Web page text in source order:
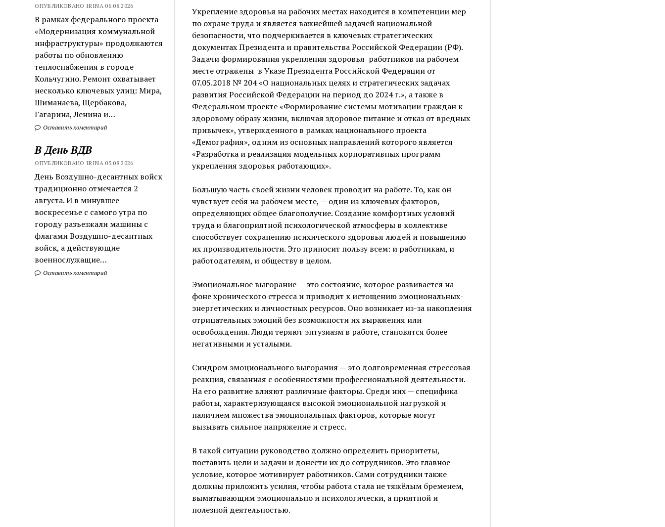
ОПУБЛИКОВАНО IRINA 06.08.2026
В рамках федерального проекта
«Модернизация коммунальной
инфраструктуры» продолжаются
работы по обновлению
теплоснабжения в городе
Кольчугино. Ремонт охватывает
несколько ключевых улиц: Мира,
Шиманаева, Щербакова,
Гагарина, Ленина и…
Оставить коментарий
В День ВДВ
ОПУБЛИКОВАНО IRINA 05.08.2026
День Воздушно-десантных войск
традиционно отмечается 2
августа. И в минувшее
воскресенье с самого утра по
городу разъезжали машины с
флагами Воздушно-десантных
войск, а действующие
военнослужащие…
Оставить коментарий
Укрепление здоровья на рабочих местах находится в компетенции мер
по охране труда и является важнейшей задачей национальной
безопасности, что подчеркивается в ключевых стратегических
документах Президента и правительства Российской Федерации (РФ).
Задачи формирования укрепления здоровья работников на рабочем
месте отражены в Указе Президента Российской Федерации от
07.05.2018 № 204 «О национальных целях и стратегических задачах
развития Российской Федерации на период до 2024 г.», а также в
Федеральном проекте «Формирование системы мотивации граждан к
здоровому образу жизни, включая здоровое питание и отказ от вредных
привычек», утвержденного в рамках национального проекта
«Демография», одним из основных направлений которого является
«Разработка и реализация модельных корпоративных программ
укрепления здоровья работающих».
Большую часть своей жизни человек проводит на работе. То, как он
чувствует себя на рабочем месте, — один из ключевых факторов,
определяющих общее благополучие. Создание комфортных условий
труда и благоприятной психологической атмосферы в коллективе
способствует сохранению психического здоровья людей и повышению
их производительности. Это приносит пользу всем: и работникам, и
работодателям, и обществу в целом.
Эмоциональное выгорание — это состояние, которое развивается на
фоне хронического стресса и приводит к истощению эмоциональных-
энергетических и личностных ресурсов. Оно возникает из-за накопления
отрицательных эмоций без возможности их выражения или
освобождения. Люди теряют энтузиазм в работе, становятся более
негативными и усталыми.
Синдром эмоционального выгорания — это долговременная стрессовая
реакция, связанная с особенностями профессиональной деятельности.
На его развитие влияют различные факторы. Среди них — специфика
работы, характеризующаяся высокой эмоциональной нагрузкой и
наличием множества эмоциональных факторов, которые могут
вызывать сильное напряжение и стресс.
В такой ситуации руководство должно определить приоритеты,
поставить цели и задачи и донести их до сотрудников. Это главное
условие, которое мотивирует работников. Сами сотрудники также
должны приложить усилия, чтобы работа стала не тяжёлым бременем,
выматывающим эмоционально и психологически, а приятной и
полезной деятельностью.